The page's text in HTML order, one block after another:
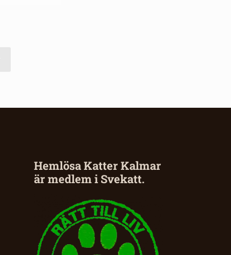
Hemlösa Katter Kalmar
är medlem i Svekatt.